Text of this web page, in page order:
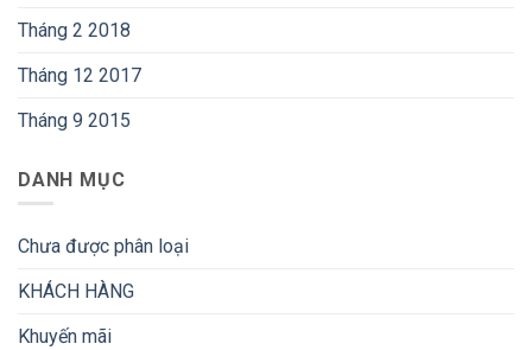
Tháng 2 2018
Tháng 12 2017
Tháng 9 2015
DANH MỤC
Chưa được phân loại
KHÁCH HÀNG
Khuyến mãi